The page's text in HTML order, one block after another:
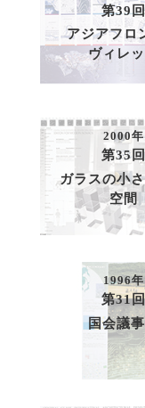
第39回
アジアフロ
ヴィレ
2000年
第35回
ガラスの小
空間
1996年
第31回
国会議